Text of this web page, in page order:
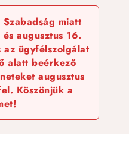
miatt
augusztus 16.
az ügyfélszolgálat
alatt beérkező
augusztus
Köszönjük a